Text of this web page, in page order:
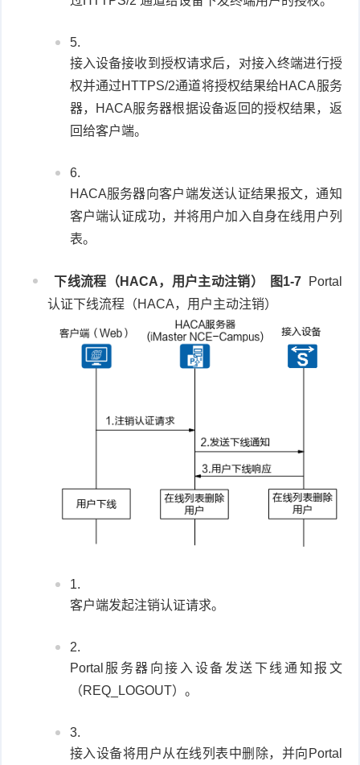
接入设备接收到授权请求后，对接入终端进行授
权并通过HTTPS/2通道将授权结果给HACA服务
器，HACA服务器根据设备返回的授权结果，返
回给客户端。
HACA服务器向客户端发送认证结果报文，通知
客户端认证成功，并将用户加入自身在线用户列
表。
下线流程（HACA，用户主动注销） 图1-7
Portal
认证下线流程（HACA，用户主动注销）
客户端发起注销认证请求。
Portal服务器向接入设备发送下线通知报文
（REQ_LOGOUT）。
接入设备将用户从在线列表中删除，并向Portal